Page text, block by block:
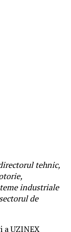
tehnic,
industriale
de
a UZINEX